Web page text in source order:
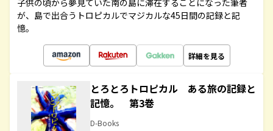
子供の頃から夢見ていた南の島に滞在することになった筆者
が、島で出合うトロピカルでマジカルな45日間の記録と記
憶。
詳細を見る
とろとろトロピカル ある旅の記録と
記憶。 第3巻
D-Books